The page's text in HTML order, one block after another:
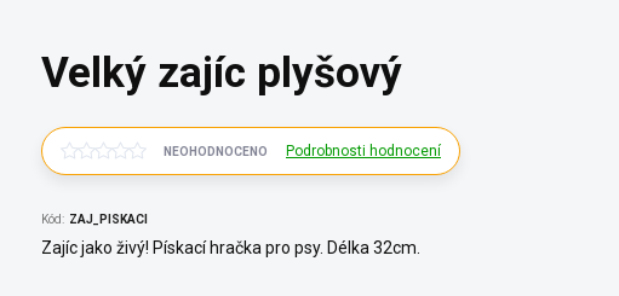
Velký zajíc plyšový
NEOHODNOCENO Podrobnosti hodnocení
Kód: ZAJ_PISKACI
Zajíc jako živý! Pískací hračka pro psy. Délka 32cm.